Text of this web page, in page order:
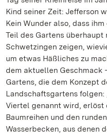
Kind seiner Zeit: Jefferson
Kein Wunder also, dass
Teil des Gartens
Schwetzingen zeigen,
um etwas Häßliches zu
dem aktuellen Geschmack
Gartens, die dem Konzept
Landschaftsgartens folgen:
Viertel genannt wird, erlöst
Baumreihen und den
Wasserbecken, aus denen